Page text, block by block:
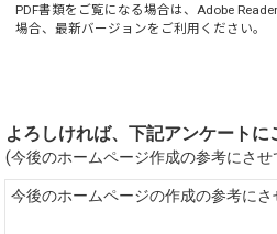
PDF書類をご覧になる場合は、Adobe Reader
場合、最新バージョンをご利用ください。